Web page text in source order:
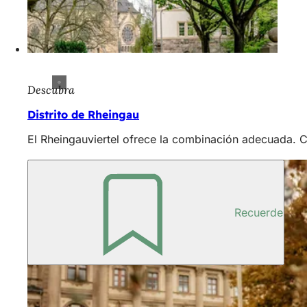
Descubra
Distrito de Rheingau
El Rheingauviertel ofrece la combinación
Recuerde